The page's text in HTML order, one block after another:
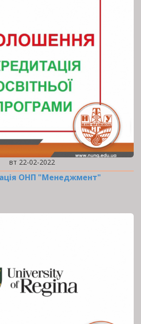
вт 22-02-2022
ОНП "Менеджмент"